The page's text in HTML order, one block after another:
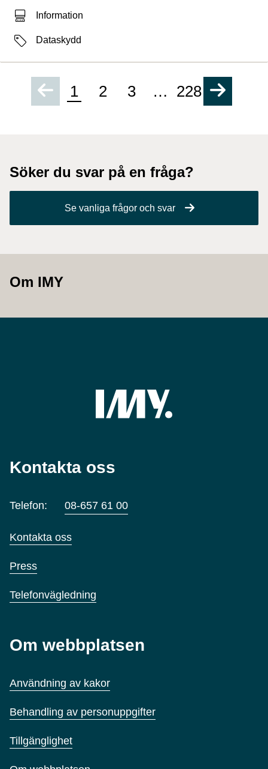
Typ av sökträff
Information
EtiketterDataskydd
1 2 3 … 228
Söker du svar på en fråga?
Se vanliga frågor och svar
Om IMY
Kontakta oss
Telefon: 08-657 61 00
Kontakta oss
Press
Telefonvägledning
Om webbplatsen
Användning av kakor
Behandling av personuppgifter
Tillgänglighet